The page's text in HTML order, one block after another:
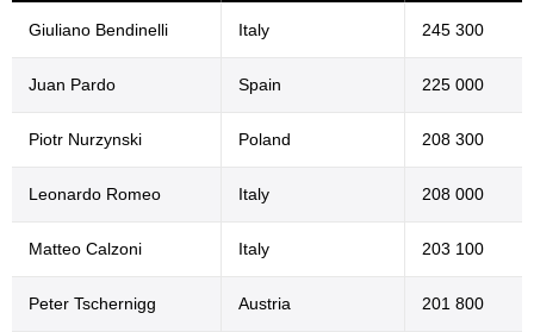
Giuliano Bendinelli Italy 245 300
Juan Pardo Spain 225 000
Piotr Nurzynski Poland 208 300
Leonardo Romeo Italy 208 000
Matteo Calzoni Italy 203 100
Peter Tschernigg Austria 201 800